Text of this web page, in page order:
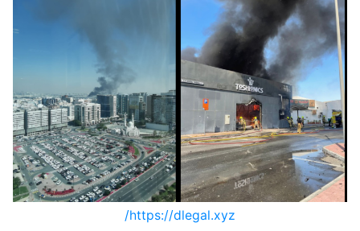
https://dlegal.xyz/